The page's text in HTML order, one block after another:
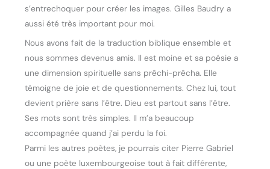
s’entrechoquer pour créer les images. Gilles Baudry a
aussi été très important pour moi.
Nous avons fait de la traduction biblique ensemble et
nous sommes devenus amis. Il est moine et sa poésie a
une dimension spirituelle sans prêchi-prêcha. Elle
témoigne de joie et de questionnements. Chez lui, tout
devient prière sans l’être. Dieu est partout sans l’être.
Ses mots sont très simples. Il m’a beaucoup
accompagnée quand j’ai perdu la foi.
Parmi les autres poètes, je pourrais citer Pierre Gabriel
ou une poète luxembourgeoise tout à fait différente,